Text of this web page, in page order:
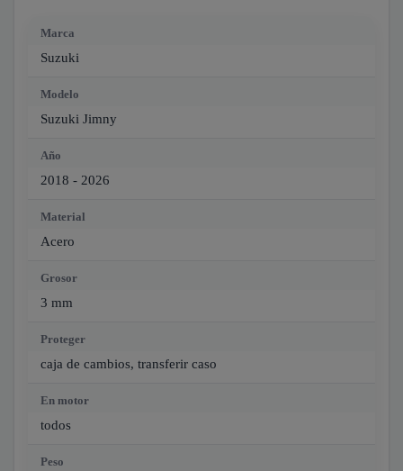
Marca
Suzuki
Modelo
Suzuki Jimny
Año
2018 - 2026
Material
Acero
Grosor
3 mm
Proteger
caja de cambios, transferir caso
En motor
todos
Peso